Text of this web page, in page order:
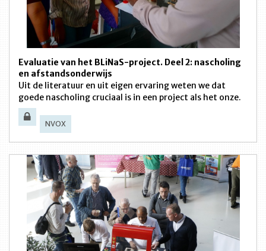
Evaluatie van het BLiNaS-project. Deel 2: nascholing
en afstandsonderwijs
Uit de literatuur en uit eigen ervaring weten we dat
goede nascholing cruciaal is in een project als het onze.
NVOX